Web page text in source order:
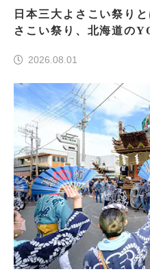
日本三大よさこい祭り
さこい祭り、北海道の
2026.08.01